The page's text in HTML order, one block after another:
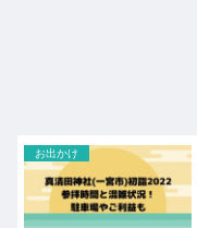
お出かけ